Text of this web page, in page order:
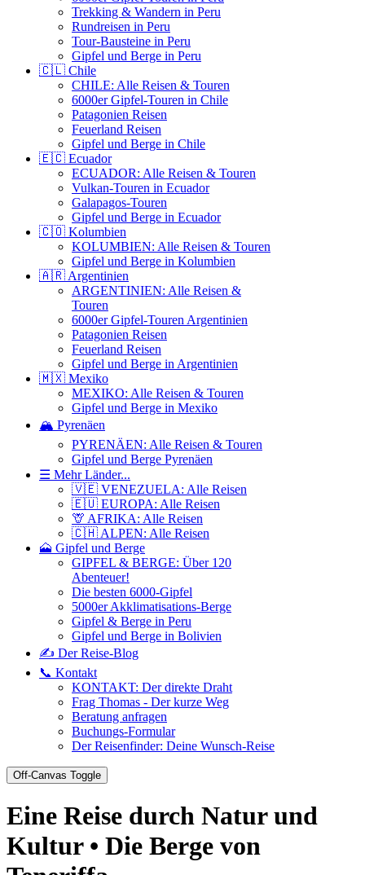
Trekking & Wandern in Peru
Rundreisen in Peru
Tour-Bausteine in Peru
Gipfel und Berge in Peru
🇨🇱 Chile
CHILE: Alle Reisen & Touren
6000er Gipfel-Touren in Chile
Patagonien Reisen
Feuerland Reisen
Gipfel und Berge in Chile
🇪🇨 Ecuador
ECUADOR: Alle Reisen & Touren
Vulkan-Touren in Ecuador
Galapagos-Touren
Gipfel und Berge in Ecuador
🇨🇴 Kolumbien
KOLUMBIEN: Alle Reisen & Touren
Gipfel und Berge in Kolumbien
🇦🇷 Argentinien
ARGENTINIEN: Alle Reisen &
Touren
6000er Gipfel-Touren Argentinien
Patagonien Reisen
Feuerland Reisen
Gipfel und Berge in Argentinien
🇲🇽 Mexiko
MEXIKO: Alle Reisen & Touren
Gipfel und Berge in Mexiko
🏔️ Pyrenäen
PYRENÄEN: Alle Reisen & Touren
Gipfel und Berge Pyrenäen
☰ Mehr Länder...
🇻🇪 VENEZUELA: Alle Reisen
🇪🇺 EUROPA: Alle Reisen
🦒 AFRIKA: Alle Reisen
🇨🇭 ALPEN: Alle Reisen
🗻 Gipfel und Berge
GIPFEL & BERGE: Über 120
Abenteuer!
Die besten 6000-Gipfel
5000er Akklimatisations-Berge
Gipfel & Berge in Peru
Gipfel und Berge in Bolivien
✍️ Der Reise-Blog
📞 Kontakt
KONTAKT: Der direkte Draht
Frag Thomas - Der kurze Weg
Beratung anfragen
Buchungs-Formular
Der Reisenfinder: Deine Wunsch-Reise
Off-Canvas Toggle
Eine Reise durch Natur und
Kultur • Die Berge von